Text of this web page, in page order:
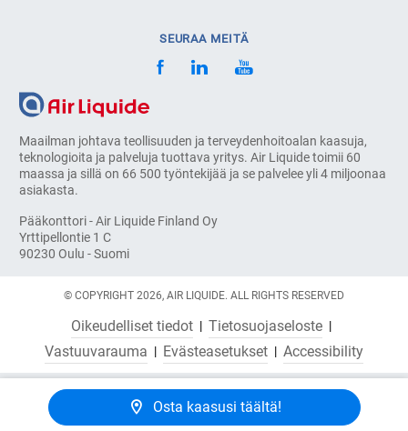
Osta kaasusi täältä!
Maailman johtava teollisuuden ja terveydenhoitoalan kaasuja,
teknologioita ja palveluja tuottava yritys. Air Liquide toimii 60
maassa ja sillä on 66 500 työntekijää ja se palvelee yli 4 miljoonaa
asiakasta.
Pääkonttori - Air Liquide Finland Oy
Yrttipellontie 1 C
90230 Oulu - Suomi
SEURAA MEITÄ
© COPYRIGHT 2026, AIR LIQUIDE. ALL RIGHTS RESERVED
Oikeudelliset tiedot
Tietosuojaseloste
Vastuuvarauma
Evästeasetukset Accessibility